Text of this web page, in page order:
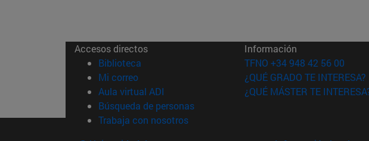
Accesos directos
Biblioteca (abre en nueva ventana)
Mi correo(abre en nueva ventana)
Aula virtual ADI (abre en nueva ventana)
Búsqueda de personas(abre en nueva ventana)
Trabaja con nosotros(abre en nueva ventana)
Información
TFNO +34 948 42 56 00
¿QUÉ GRADO TE INTERESA?
¿QUÉ MÁSTER TE